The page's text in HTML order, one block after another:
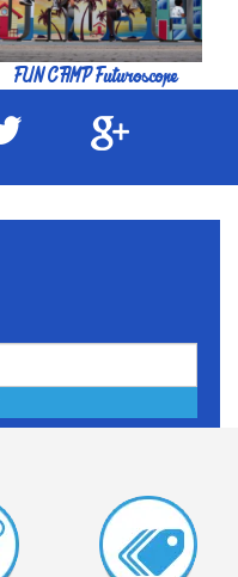
FUN CAMP Futuroscope